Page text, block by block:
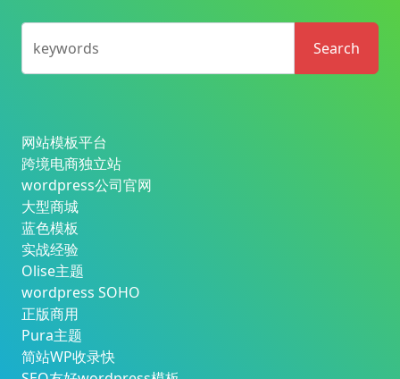
keywords Search
网站模板平台
跨境电商独立站
wordpress公司官网
大型商城
蓝色模板
实战经验
Olise主题
wordpress SOHO
正版商用
Pura主题
简站WP收录快